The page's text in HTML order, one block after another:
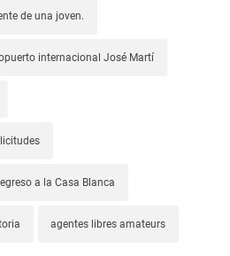
de una joven.
internacional José Martí
a la Casa Blanca
agentes libres amateurs